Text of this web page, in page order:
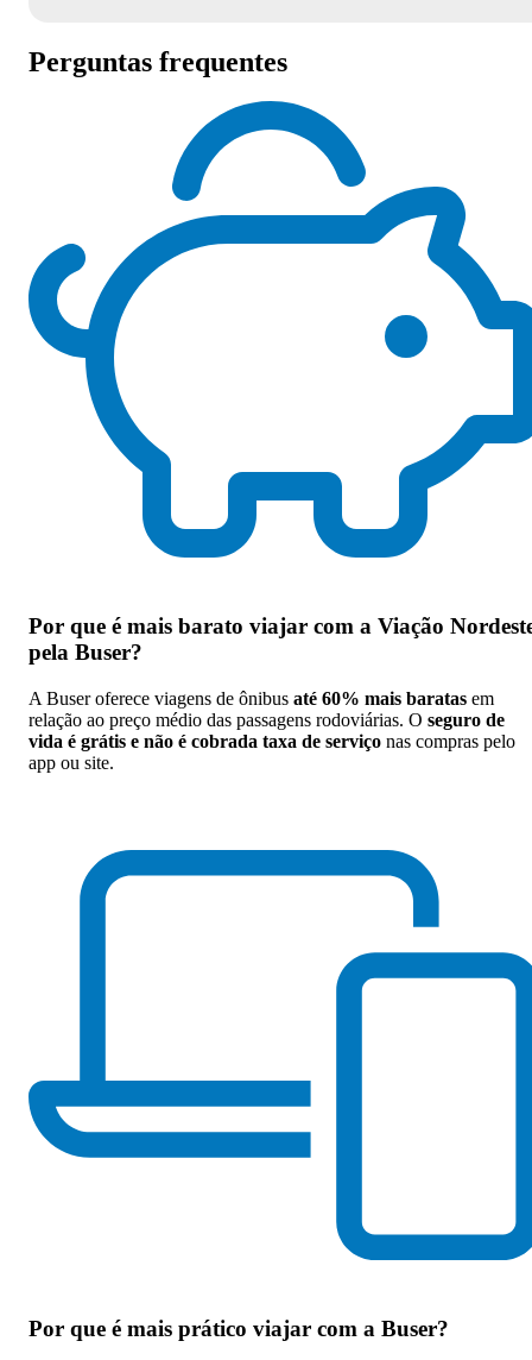
Perguntas frequentes
Por que é mais barato viajar com a Viação
pela Buser?
A Buser oferece viagens de ônibus até 60% mais baratas em
relação ao preço médio das passagens rodoviárias. O seguro de
vida é grátis e não é cobrada taxa de serviço nas compras pelo
app ou site.
Por que é mais prático viajar com a Buser?